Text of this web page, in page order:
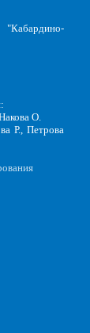
"Кабардино-
О.
Р., Петрова